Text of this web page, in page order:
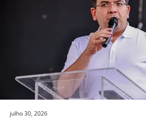
julho 30, 2026